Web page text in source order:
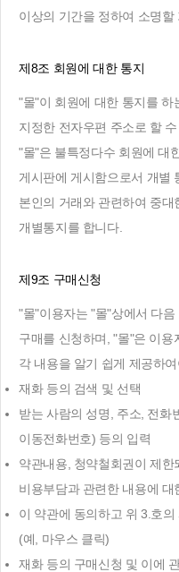
이상의 기간을 정하여 소명할
제8조 회원에 대한 통지
"몰"이 회원에 대한 통지를 하
지정한 전자우편 주소로 할 수
"몰"은 불특정다수 회원에 대
게시판에 게시함으로서 개별
본인의 거래와 관련하여 중
개별통지를 합니다.
제9조 구매신청
"몰"이용자는 "몰"상에서 다
구매를 신청하며, "몰"은 이
각 내용을 알기 쉽게 제공하여
재화 등의 검색 및 선택
받는 사람의 성명, 주소, 전화
이동전화번호) 등의 입력
약관내용, 청약철회권이 제
비용부담과 관련한 내용에 대
이 약관에 동의하고 위 3.호
(예, 마우스 클릭)
재화 등의 구매신청 및 이에